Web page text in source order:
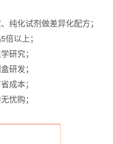
纯化试剂做差异化配方；
5倍以上；
研究；
研发；
成本；
忧购；